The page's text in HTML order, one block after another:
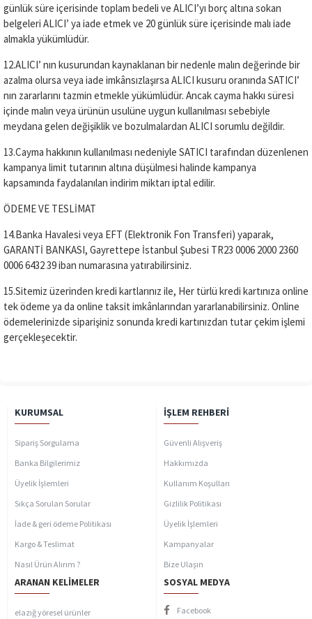
günlük süre içerisinde toplam bedeli ve ALICI’yı borç altına sokan
belgeleri ALICI’ ya iade etmek ve 20 günlük süre içerisinde malı iade
almakla yükümlüdür.
12.ALICI’ nın kusurundan kaynaklanan bir nedenle malın değerinde bir
azalma olursa veya iade imkânsızlaşırsa ALICI kusuru oranında SATICI’
nın zararlarını tazmin etmekle yükümlüdür. Ancak cayma hakkı süresi
içinde malın veya ürünün usulüne uygun kullanılması sebebiyle
meydana gelen değişiklik ve bozulmalardan ALICI sorumlu değildir.
13.Cayma hakkının kullanılması nedeniyle SATICI tarafından düzenlenen
kampanya limit tutarının altına düşülmesi halinde kampanya
kapsamında faydalanılan indirim miktarı iptal edilir.
ÖDEME VE TESLİMAT
14.Banka Havalesi veya EFT (Elektronik Fon Transferi) yaparak,
GARANTİ BANKASI, Gayrettepe İstanbul Şubesi TR23 0006 2000 2360
0006 6432 39 iban numarasına yatırabilirsiniz.
15.Sitemiz üzerinden kredi kartlarınız ile, Her türlü kredi kartınıza online
tek ödeme ya da online taksit imkânlarından yararlanabilirsiniz. Online
ödemelerinizde siparişiniz sonunda kredi kartınızdan tutar çekim işlemi
gerçekleşecektir.
KURUMSAL
Sipariş Sorgulama
Banka Bilgilerimiz
Üyelik İşlemleri
Sıkça Sorulan Sorular
İade & geri ödeme Politikası
Kargo & Teslimat
Nasıl Ürün Alırım ?
İŞLEM REHBERI
Güvenli Alışveriş
Hakkımızda
Kullanım Koşulları
Gizlilik Politikası
Üyelik İşlemleri
Kampanyalar
Bize Ulaşın
ARANAN KELIMELER
elazığ yöresel ürünler
SOSYAL MEDYA
Facebook